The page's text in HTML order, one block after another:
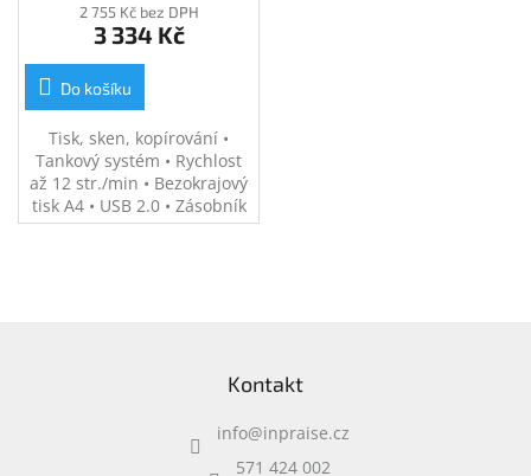
2 755 Kč bez DPH
3 334 Kč
Do košíku
Tisk, sken, kopírování •
Tankový systém • Rychlost
až 12 str./min • Bezokrajový
tisk A4 • USB 2.0 • Zásobník
na 100 listů • Hmotnost 5,03
Kontakt
info@inpraise.cz
571 424 002